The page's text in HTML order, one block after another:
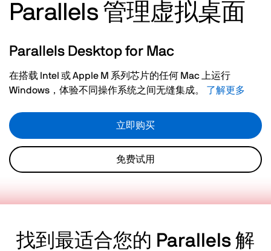
Parallels 管理虚拟桌面
Parallels Desktop for Mac
在搭载 Intel 或 Apple M 系列芯片的任何 Mac 上运行
Windows，体验不同操作系统之间无缝集成。 了解更多
立即购买
免费试用
找到最适合您的 Parallels 解